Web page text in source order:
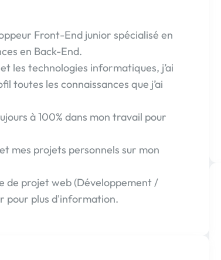
Front-End junior spécialisé en
en Back-End.
les technologies informatiques, j’ai
toutes les connaissances que j’ai
à 100% dans mon travail pour
mes projets personnels sur mon
de projet web (Développement /
pour plus d'information.